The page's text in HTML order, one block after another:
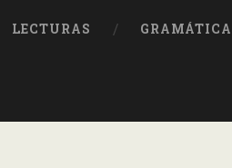
LECTURAS GRAMÁTICA